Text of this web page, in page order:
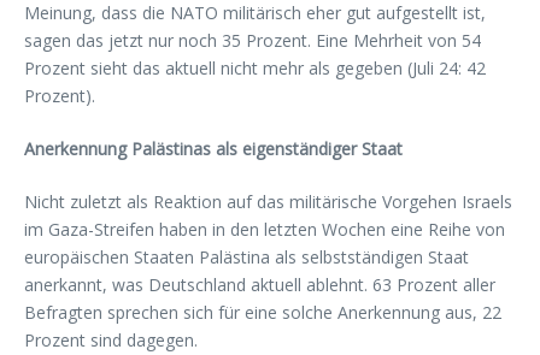
Meinung, dass die NATO militärisch eher gut aufgestellt ist,
sagen das jetzt nur noch 35 Prozent. Eine Mehrheit von 54
Prozent sieht das aktuell nicht mehr als gegeben (Juli 24: 42
Prozent).
Anerkennung Palästinas als eigenständiger Staat
Nicht zuletzt als Reaktion auf das militärische Vorgehen Israels
im Gaza-Streifen haben in den letzten Wochen eine Reihe von
europäischen Staaten Palästina als selbstständigen Staat
anerkannt, was Deutschland aktuell ablehnt. 63 Prozent aller
Befragten sprechen sich für eine solche Anerkennung aus, 22
Prozent sind dagegen.